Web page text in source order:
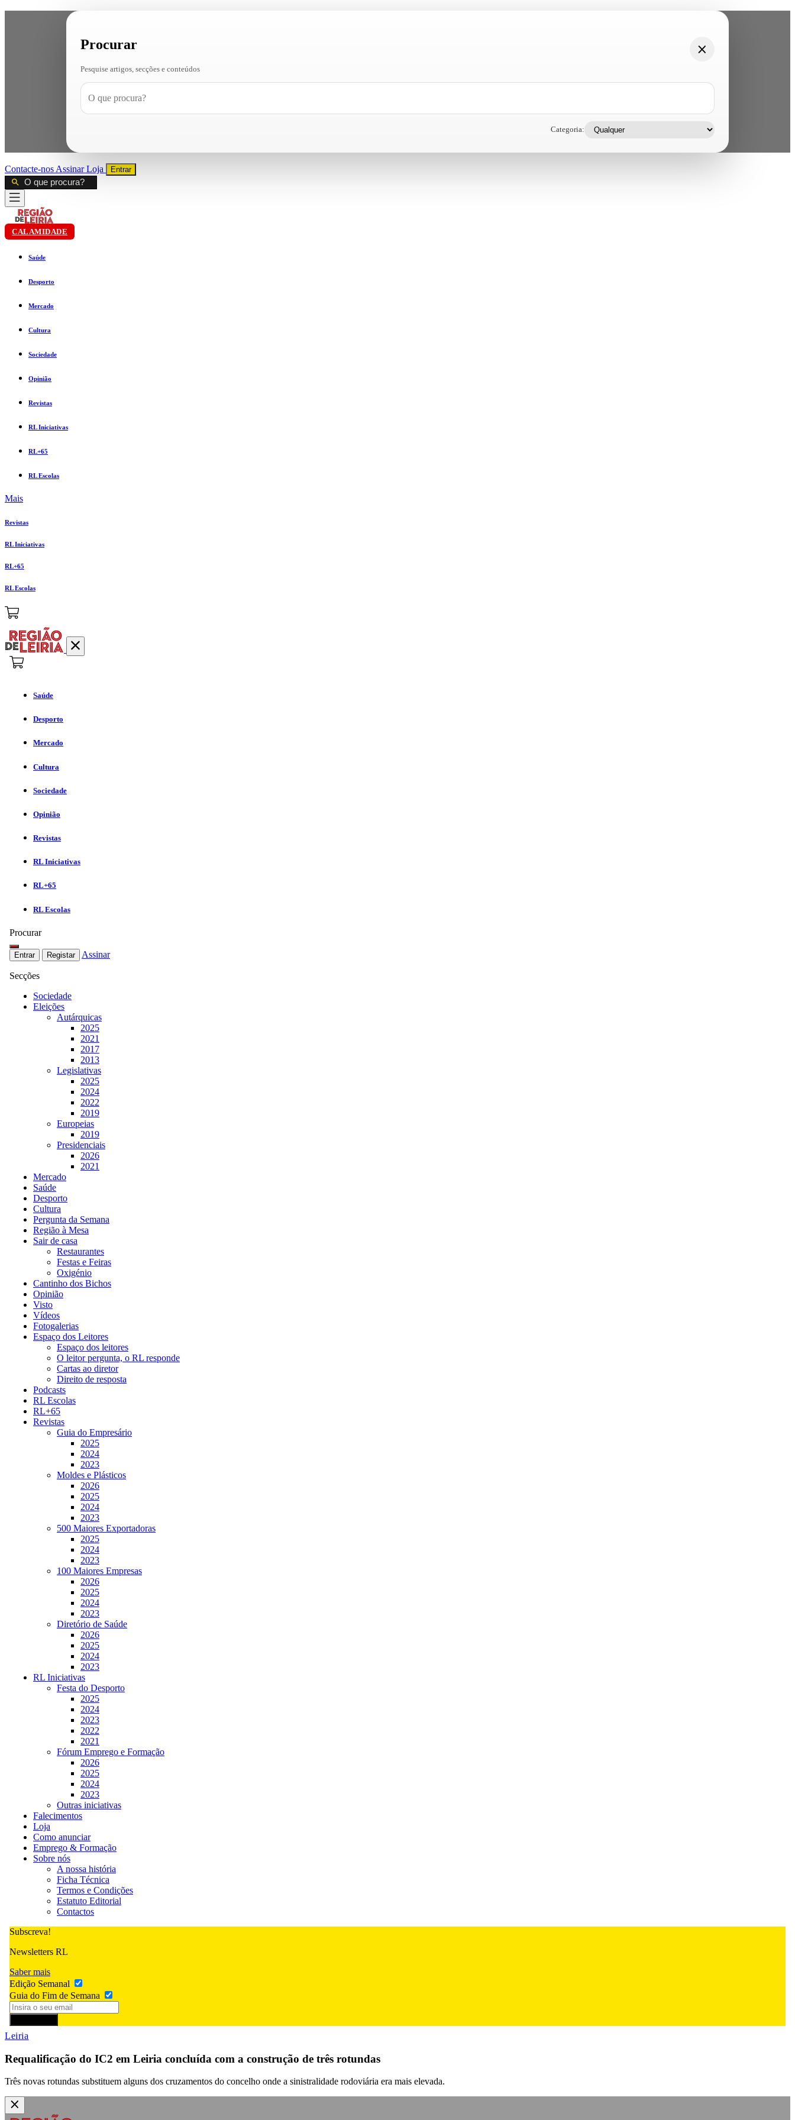
Procurar
Pesquise artigos, secções e conteúdos
Categoria:
Contacte-nos AssinarLoja Entrar
CALAMIDADE
Saúde
Desporto
Mercado
Cultura
Sociedade
Opinião
Revistas
RL Iniciativas
RL+65
RL Escolas
Mais
Revistas
RL Iniciativas
RL+65
RL Escolas
Saúde
Desporto
Mercado
Cultura
Sociedade
Opinião
Revistas
RL Iniciativas
RL+65
RL Escolas
Procurar
Entrar Registar Assinar
Secções
Sociedade
Eleições
Autárquicas
2025
2021
2017
2013
Legislativas
2025
2024
2022
2019
Europeias
2019
Presidenciais
2026
2021
Mercado
Saúde
Desporto
Cultura
Pergunta da Semana
Região à Mesa
Sair de casa
Restaurantes
Festas e Feiras
Oxigénio
Cantinho dos Bichos
Opinião
Visto
Vídeos
Fotogalerias
Espaço dos Leitores
Espaço dos leitores
O leitor pergunta, o RL responde
Cartas ao diretor
Direito de resposta
Podcasts
RL Escolas
RL+65
Revistas
Guia do Empresário
2025
2024
2023
Moldes e Plásticos
2026
2025
2024
2023
500 Maiores Exportadoras
2025
2024
2023
100 Maiores Empresas
2026
2025
2024
2023
Diretório de Saúde
2026
2025
2024
2023
RL Iniciativas
Festa do Desporto
2025
2024
2023
2022
2021
Fórum Emprego e Formação
2026
2025
2024
2023
Outras iniciativas
Falecimentos
Loja
Como anunciar
Emprego & Formação
Sobre nós
A nossa história
Ficha Técnica
Termos e Condições
Estatuto Editorial
Contactos
Subscreva!
Newsletters RL
Saber mais
Edição Semanal
Guia do Fim de Semana
Leiria
Requalificação do IC2 em Leiria concluída com a construção de três rotundas
Três novas rotundas substituem alguns dos cruzamentos do concelho onde a sinistralidade rodoviária era mais elevada.